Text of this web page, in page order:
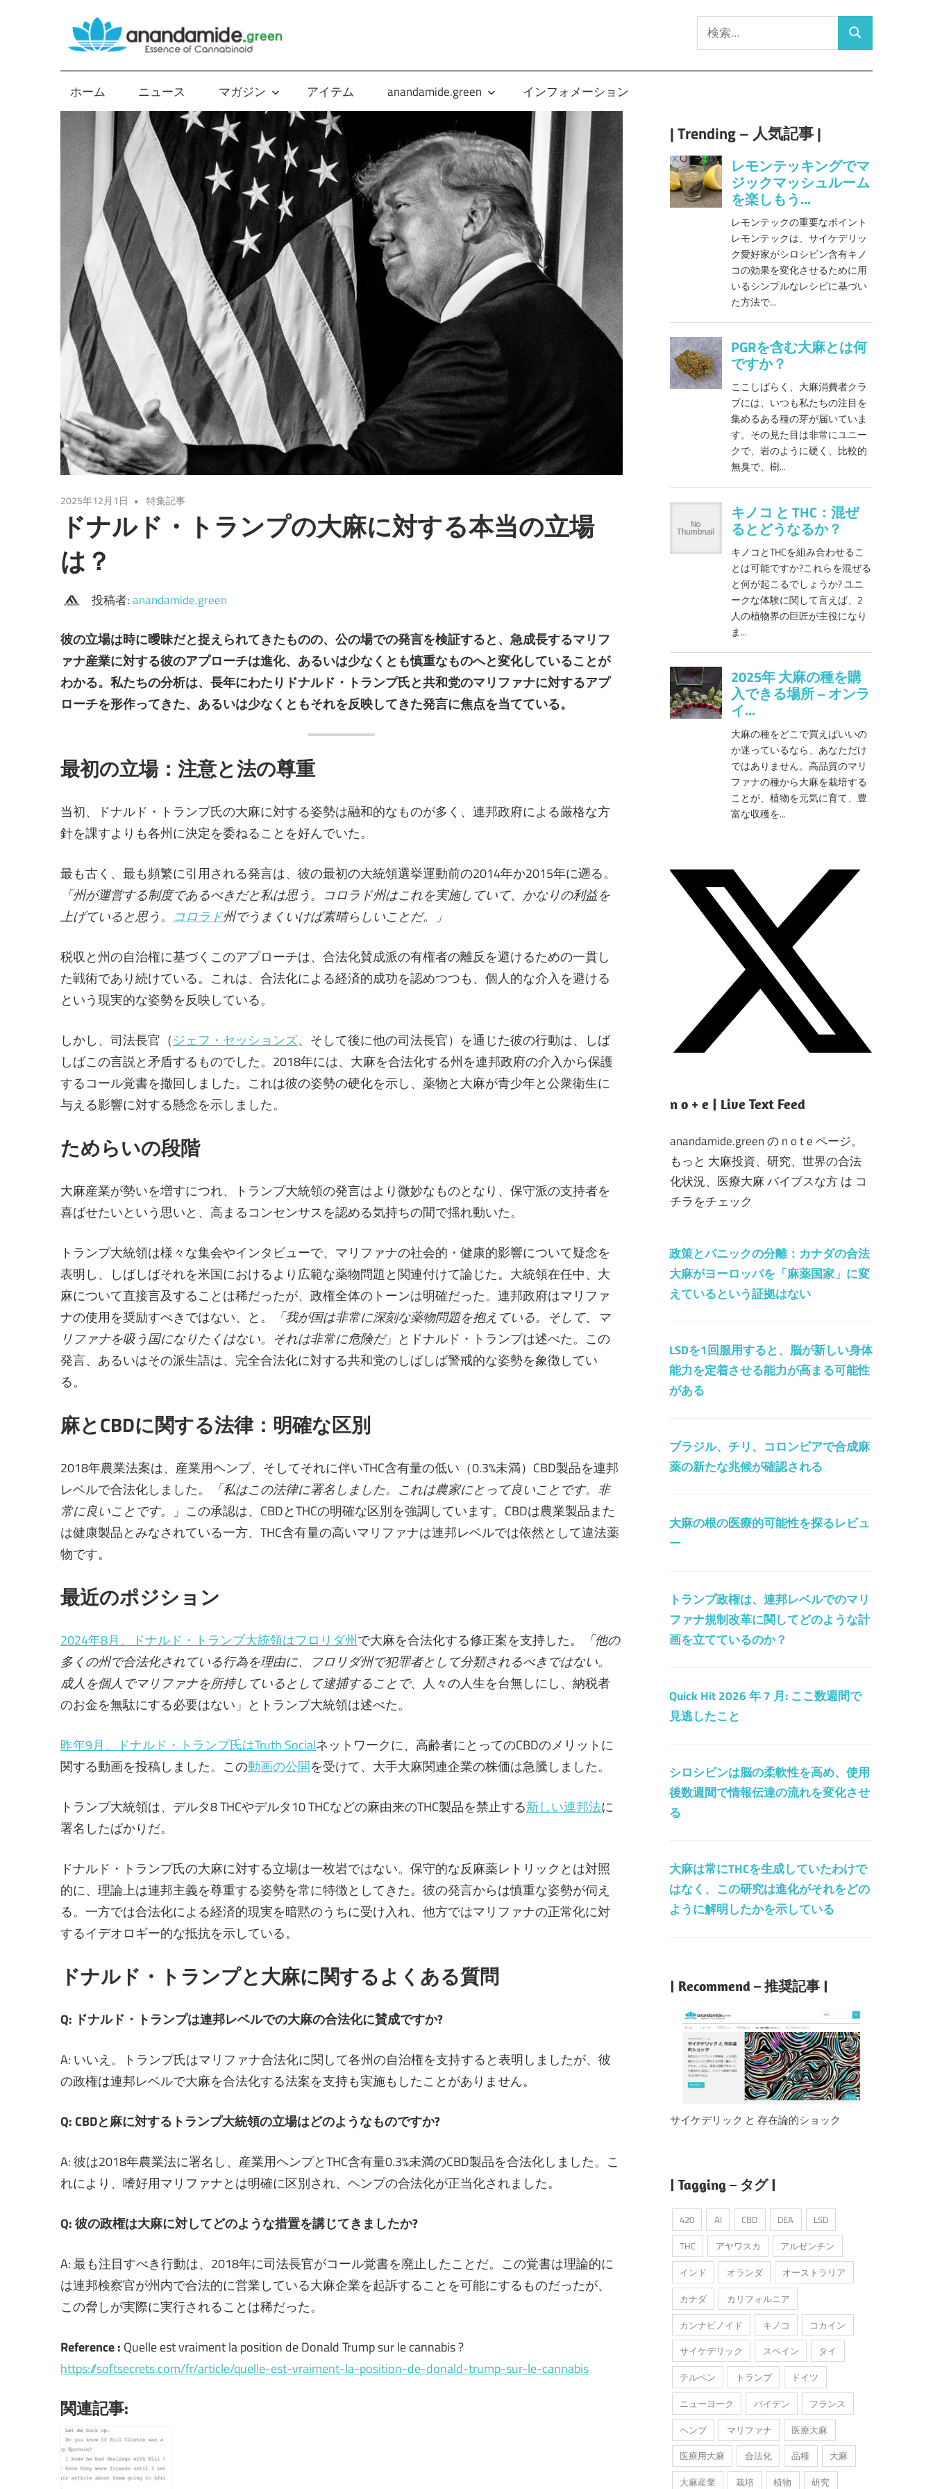
テ
ン
ツ
へ
キ
プ
索:
検
ホーム
ニュース マガジン アイテム anandamide.green インフォメーション
2025年12月1日 特集記事
ドナルド・トランプの大麻に対する本当の立場
は？
投稿者:anandamide.green
彼の立場は時に曖昧だと捉えられてきたものの、公の場での発言を検証すると、急成長するマリフ
ァナ産業に対する彼のアプローチは進化、あるいは少なくとも慎重なものへと変化していることが
わかる。私たちの分析は、長年にわたりドナルド・トランプ氏と共和党のマリファナに対するアプ
ローチを形作ってきた、あるいは少なくともそれを反映してきた発言に焦点を当てている。
最初の立場：注意と法の尊重
当初、ドナルド・トランプ氏の大麻に対する姿勢は融和的なものが多く、連邦政府による厳格な方
針を課すよりも各州に決定を委ねることを好んでいた。
最も古く、最も頻繁に引用される発言は、彼の最初の大統領選挙運動前の2014年か2015年に遡る。
「州が運営する制度であるべきだと私は思う。コロラド州はこれを実施していて、かなりの利益を
上げていると思う。 コロラド州でうまくいけば素晴らしいことだ。」
税収と州の自治権に基づくこのアプローチは、合法化賛成派の有権者の離反を避けるための一貫し
た戦術であり続けている。これは、合法化による経済的成功を認めつつも、個人的な介入を避ける
という現実的な姿勢を反映している。
しかし、司法長官（ジェフ・セッションズ、そして後に他の司法長官）を通じた彼の行動は、しば
しばこの言説と矛盾するものでした。2018年には、大麻を合法化する州を連邦政府の介入から保護
するコール覚書を撤回しました。これは彼の姿勢の硬化を示し、薬物と大麻が青少年と公衆衛生に
与える影響に対する懸念を示しました。
ためらいの段階
大麻産業が勢いを増すにつれ、トランプ大統領の発言はより微妙なものとなり、保守派の支持者を
喜ばせたいという思いと、高まるコンセンサスを認める気持ちの間で揺れ動いた。
トランプ大統領は様々な集会やインタビューで、マリファナの社会的・健康的影響について疑念を
表明し、しばしばそれを米国におけるより広範な薬物問題と関連付けて論じた。大統領在任中、大
麻について直接言及することは稀だったが、政権全体のトーンは明確だった。連邦政府はマリファ
ナの使用を奨励すべきではない、と。
「我が国は非常に深刻な薬物問題を抱えている。そして、マ
リファナを吸う国になりたくはない。それは非常に危険だ」とドナルド・トランプは述べた。この
発言、あるいはその派生語は、完全合法化に対する共和党のしばしば警戒的な姿勢を象徴してい
る。
麻とCBDに関する法律：明確な区別
2018年農業法案は、産業用ヘンプ、そしてそれに伴いTHC含有量の低い（0.3%未満）CBD製品を連邦
レベルで合法化しました。
「私はこの法律に署名しました。これは農家にとって良いことです。非
常に良いことです。
」この承認は、CBDとTHCの明確な区別を強調しています。CBDは農業製品また
は健康製品とみなされている一方、THC含有量の高いマリファナは連邦レベルでは依然として違法薬
物です。
最近のポジション
2024年8月、ドナルド・トランプ大統領はフロリダ州で大麻を合法化する修正案を支持した。
「他の
多くの州で合法化されている行為を理由に、フロリダ州で犯罪者として分類されるべきではない。
成人を個人でマリファナを所持しているとして逮捕することで、人々の人生を台無しにし、納税者
の​​お金を無駄にする必要はない」とトランプ大統領は述べた。
昨年9月、ドナルド・トランプ氏はTruth Socialネットワークに、高齢者にとってのCBDのメリットに
関する動画を投稿しました。この動画の公開を受けて、大手大麻関連企業の株価は急騰しました。
トランプ大統領は、デルタ8 THCやデルタ10 THCなどの麻由来のTHC製品を禁止する新しい連邦法に
署名したばかりだ。
ドナルド・トランプ氏の大麻に対する立場は一枚岩ではない。保守的な反麻薬レトリックとは対照
的に、理論上は連邦主義を尊重する姿勢を常に特徴としてきた。彼の発言からは慎重な姿勢が伺え
る。一方では合法化による経済的現実を暗黙のうちに受け入れ、他方ではマリファナの正常化に対
するイデオロギー的な抵抗を示している。
ドナルド・トランプと大麻に関するよくある質問
Q: ドナルド・トランプは連邦レベルでの大麻の合法化に賛成ですか?
A: いいえ。トランプ氏はマリファナ合法化に関して各州の自治権を支持すると表明しましたが、彼
の政権は連邦レベルで大麻を合法化する法案を支持も実施もしたことがありません。
Q: CBDと麻に対するトランプ大統領の立場はどのようなものですか?
A: 彼は2018年農業法に署名し、産業用ヘンプとTHC含有量0.3%未満のCBD製品を合法化しました。こ
れにより、嗜好用マリファナとは明確に区別され、ヘンプの合法化が正当化されました。
Q: 彼の政権は大麻に対してどのような措置を講じてきましたか?
A: 最も注目すべき行動は、2018年に司法長官がコール覚書を廃止したことだ。この覚書は理論的に
は連邦検察官が州内で合法的に営業している大麻企業を起訴することを可能にするものだったが、
この脅しが実際に実行されることは稀だった。
Reference : Quelle est vraiment la position de Donald Trump sur le cannabis ?
https://softsecrets.com/fr/article/quelle-est-vraiment-la-position-de-donald-trump-sur-le-cannabis
関連記事:
| Trending – 人気記事 |
n o + e | Live Text Feed
anandamide.green の n o t e ページ。
もっと 大麻投資、研究、世界の合法
化状況、医療大麻 バイブスな方 は コ
チラをチェック
政策とパニックの分離：カナダの合法
大麻がヨーロッパを「麻薬国家」に変
えているという証拠はない
LSDを1回服用すると、脳が新しい身体
能力を定着させる能力が高まる可能性
がある
ブラジル、チリ、コロンビアで合成麻
薬の新たな兆候が確認される
大麻の根の医療的可能性を探るレビュ
ー
トランプ政権は、連邦レベルでのマリ
ファナ規制改革に関してどのような計
画を立てているのか？
Quick Hit 2026 年 7 月: ここ数週間で
見逃したこと
シロシビンは脳の柔軟性を高め、使用
後数週間で情報伝達の流れを変化させ
る
大麻は常にTHCを生成していたわけで
はなく、この研究は進化がそれをどの
ように解明したかを示している
| Recommend – 推奨記事 |
サイケデリック と 存在論的ショック
| Tagging – タグ |
420 AI CBD DEA
LSD
THC
アヤワスカ
アルゼンチン
インド
オランダ
オーストラリア
カナダ
カリフォルニア
カンナビノイド
キノコ
コカイン
サイケデリック
スペイン
タイ
テルペン
トランプ
ドイツ
ニューヨーク
バイデン
フランス
ヘンプ
マリファナ
医療大麻
医療用大麻
合法化 品種
大麻
大麻産業
栽培 植物 研究